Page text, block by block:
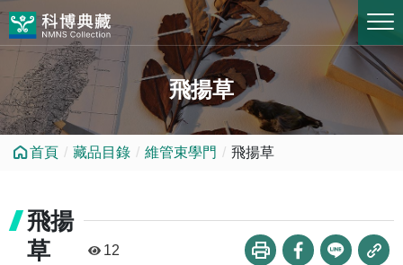
飛揚草
首頁 藏品目錄 維管束學門 飛揚草
飛揚
草
12